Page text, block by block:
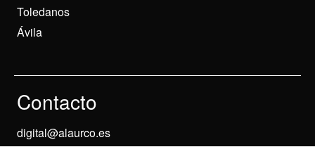
Toledanos
Ávila
Contacto
digital@alaurco.es